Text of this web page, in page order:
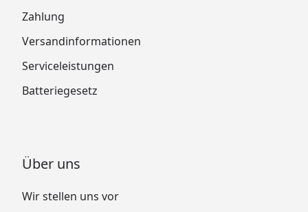
Zahlung
Versandinformationen
Serviceleistungen
Batteriegesetz
Über uns
Wir stellen uns vor